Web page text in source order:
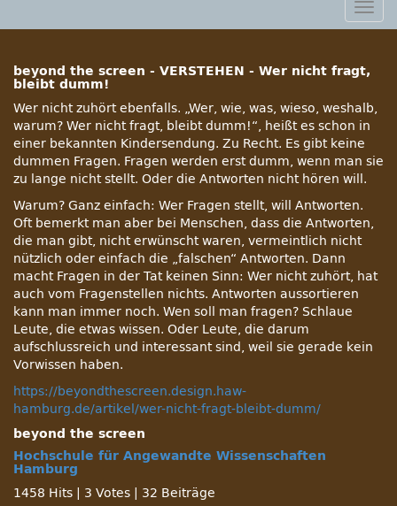
beyond the screen - VERSTEHEN - Wer nicht fragt,
bleibt dumm!
Wer nicht zuhört ebenfalls. „Wer, wie, was, wieso, weshalb,
warum? Wer nicht fragt, bleibt dumm!“, heißt es schon in
einer bekannten Kindersendung. Zu Recht. Es gibt keine
dummen Fragen. Fragen werden erst dumm, wenn man sie
zu lange nicht stellt. Oder die Antworten nicht hören will.
Warum? Ganz einfach: Wer Fragen stellt, will Antworten.
Oft bemerkt man aber bei Menschen, dass die Antworten,
die man gibt, nicht erwünscht waren, vermeintlich nicht
nützlich oder einfach die „falschen“ Antworten. Dann
macht Fragen in der Tat keinen Sinn: Wer nicht zuhört, hat
auch vom Fragenstellen nichts. Antworten aussortieren
kann man immer noch. Wen soll man fragen? Schlaue
Leute, die etwas wissen. Oder Leute, die darum
aufschlussreich und interessant sind, weil sie gerade kein
Vorwissen haben.
https://beyondthescreen.design.haw-
hamburg.de/artikel/wer-nicht-fragt-bleibt-dumm/
beyond the screen
Hochschule für Angewandte Wissenschaften
Hamburg
1458 Hits
3 Votes
32 Beiträge